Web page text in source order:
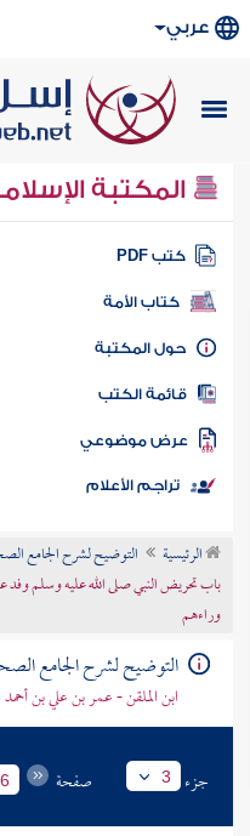
عربي
المكتبة
كتب PDF
كتاب الأمة
المكتبة
الكتب
موضوعي
تراجم الأعلام
الرئيسية التوضيح لشرح الجامع
باب تحريض النبي صلى الله عليه وسلم وفد
وراءهم
التوضيح لشرح الجامع
ابن الملقن - عمر بن علي بن
جزء 3 صفحة